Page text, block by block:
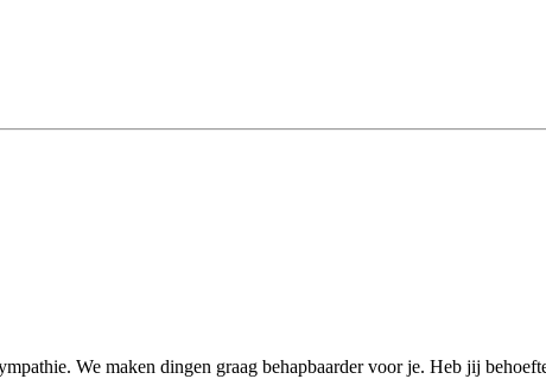
We maken dingen graag behapbaarder voor je. Heb jij